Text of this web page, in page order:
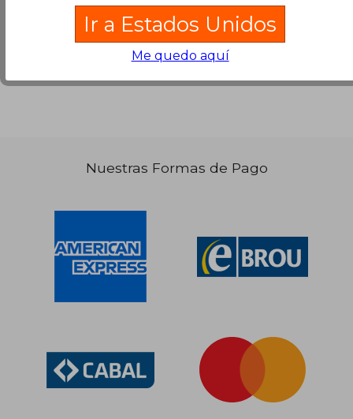
$ 1.230
$ 800
la Búsqueda
sin exigir que estén presentes todos
los términos buscados..
Nuestras Formas de Pago
Ir a Estados Unidos
Me quedo aquí